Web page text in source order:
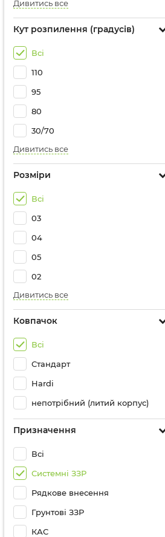
Дивитись все
Кут розпилення (градусів)
Всі
110
95
80
30/70
Дивитись все
Розміри
Всі
03
04
05
02
Дивитись все
Ковпачок
Всі
Стандарт
Hardi
непотрібний (литий корпус)
Призначення
Всі
Системні ЗЗР
Рядкове внесення
Грунтові ЗЗР
КАС